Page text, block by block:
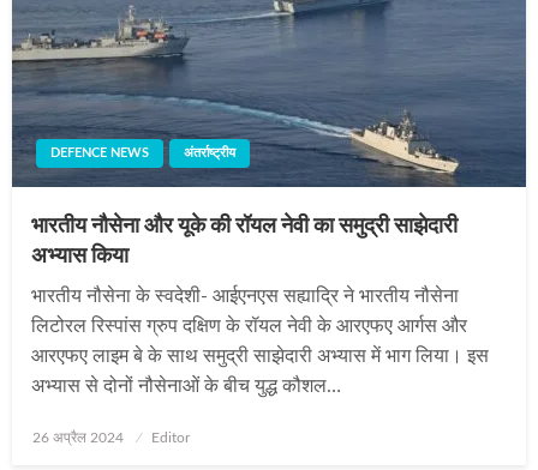
DEFENCE NEWS अंतर्राष्ट्रीय
भारतीय नौसेना और यूके की रॉयल नेवी का समुद्री साझेदारी
अभ्यास किया
भारतीय नौसेना के स्वदेशी- आईएनएस सह्याद्रि‍ ने भारतीय नौसेना
लिटोरल रिस्पांस ग्रुप दक्षिण के रॉयल नेवी के आरएफए आर्गस और
आरएफए लाइम बे के साथ समुद्री साझेदारी अभ्यास में भाग लिया। इस
अभ्‍यास से दोनों नौसेनाओं के बीच युद्ध कौशल…
Posted
26 अप्रैल 2024 Editor